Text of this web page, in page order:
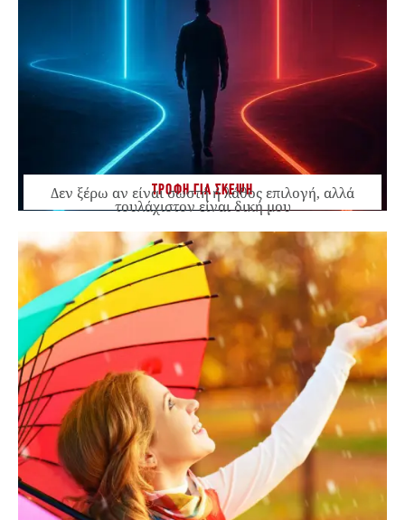
ΤΡΟΦΗ ΓΙΑ ΣΚΕΨΗ
Δεν ξέρω αν είναι σωστή ή λάθος επιλογή, αλλά
τουλάχιστον είναι δική μου